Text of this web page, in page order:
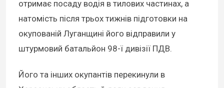
отримає посаду водія в тилових частинах, а
натомість після трьох тижнів підготовки на
окупованій Луганщині його відправили у
штурмовий батальйон 98-ї дивізії ПДВ.
Його та інших окупантів перекинули в